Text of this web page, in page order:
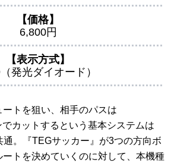
【価格】
6,800円
【表示方式】
発光ダイオード）
トを狙い、相手のパスは
でカットするという基本システムは
通。『TEGサッカー』が3つの方向ボ
トを決めていくのに対して、本機種